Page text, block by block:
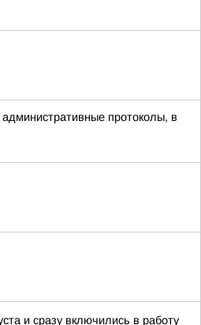
протоколы, в
и сразу включились в работу